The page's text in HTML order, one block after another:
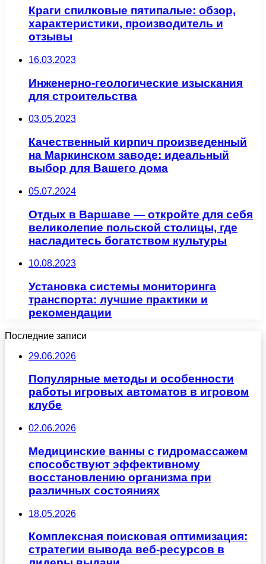
Краги спилковые пятипалые: обзор,
характеристики, производитель и
отзывы
16.03.2023
Инженерно-геологические изыскания
для строительства
03.05.2023
Качественный кирпич произведенный
на Маркинском заводе: идеальный
выбор для Вашего дома
05.07.2024
Отдых в Варшаве — откройте для себя
великолепие польской столицы, где
насладитесь богатством культуры
10.08.2023
Установка системы мониторинга
транспорта: лучшие практики и
рекомендации
Последние записи
29.06.2026
Популярные методы и особенности
работы игровых автоматов в игровом
клубе
02.06.2026
Медицинские ванны с гидромассажем
способствуют эффективному
восстановлению организма при
различных состояниях
18.05.2026
Комплексная поисковая оптимизация:
стратегии вывода веб-ресурсов в